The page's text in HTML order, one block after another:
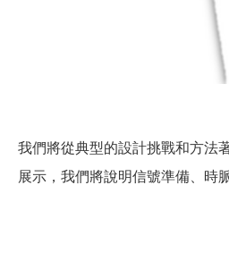
我們將從典型的設計挑戰和方法
展示，我們將說明信號準備、時